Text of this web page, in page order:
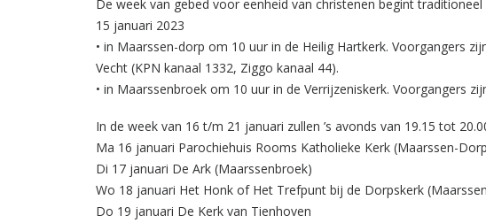
De week van gebed voor eenheid van christenen begint
15 januari 2023
• in Maarssen-dorp om 10 uur in de Heilig Hartkerk. Voorgangers
Vecht (KPN kanaal 1332, Ziggo kanaal 44).
• in Maarssenbroek om 10 uur in de Verrijzeniskerk. Voorgangers
In de week van 16 t/m 21 januari zullen ’s avonds van 19.15 tot
Ma 16 januari Parochiehuis Rooms Katholieke Kerk (Maarssen-
Di 17 januari De Ark (Maarssenbroek)
Wo 18 januari Het Honk of Het Trefpunt bij de Dorpskerk
Do 19 januari De Kerk van Tienhoven